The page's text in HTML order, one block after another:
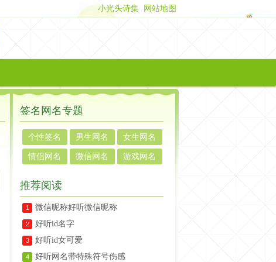
小光头诗集 网站地图
签名网名专题
个性签名 男生网名 女生网名
情侣网名 微信网名 游戏网名
推荐阅读
1 微信昵称好听微信昵称
2 好听id名字
3 好听id女可爱
4 好听网名带特殊符号伤感